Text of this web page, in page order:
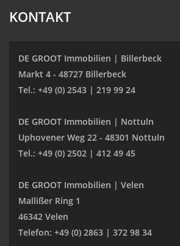
KONTAKT
DE GROOT Immobilien | Billerbeck
Markt 4 - 48727 Billerbeck
Tel.: +49 (0) 2543 | 219 99 24
DE GROOT Immobilien | Nottuln
Uphovener Weg 22 - 48301 Nottuln
Tel.: +49 (0) 2502 | 412 49 45
DE GROOT Immobilien | Velen
Mallißer Ring 1
46342 Velen
Telefon: +49 (0) 2863 | 372 98 34